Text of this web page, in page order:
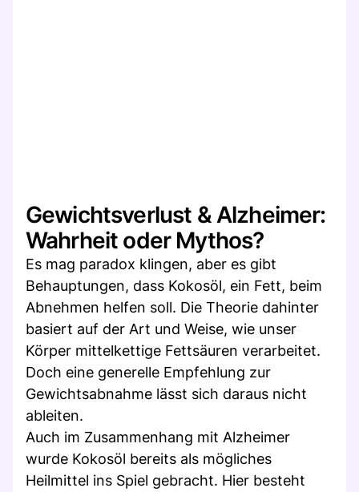
Gewichtsverlust & Alzheimer:
Wahrheit oder Mythos?
Es mag paradox klingen, aber es gibt
Behauptungen, dass Kokosöl, ein Fett, beim
Abnehmen helfen soll. Die Theorie dahinter
basiert auf der Art und Weise, wie unser
Körper mittelkettige Fettsäuren verarbeitet.
Doch eine generelle Empfehlung zur
Gewichtsabnahme lässt sich daraus nicht
ableiten.
Auch im Zusammenhang mit Alzheimer
wurde Kokosöl bereits als mögliches
Heilmittel ins Spiel gebracht. Hier besteht